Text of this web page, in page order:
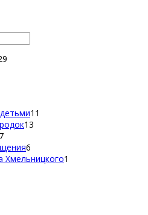
11
13
7
6
Хмельницкого1